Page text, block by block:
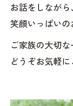
お話をしなが
笑顔いっぱいの
ご家族の大切
どうぞお気軽に